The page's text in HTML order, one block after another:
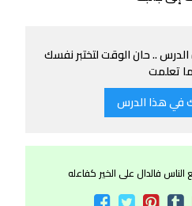
.. حان الوقت لتختبر نفسك
تعلمت
في هذا الدرس
فالدال على الخير كفاعله